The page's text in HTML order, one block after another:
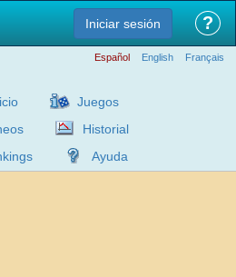
Iniciar sesión ?
Español English Français
Juegos
Historial
Ayuda